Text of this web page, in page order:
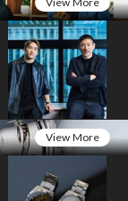
View More